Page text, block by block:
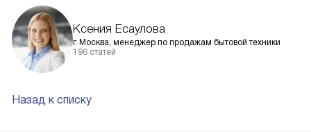
Ксения Есаулова
г. Москва, менеджер по продажам бытовой техники
196 статей
Назад к списку